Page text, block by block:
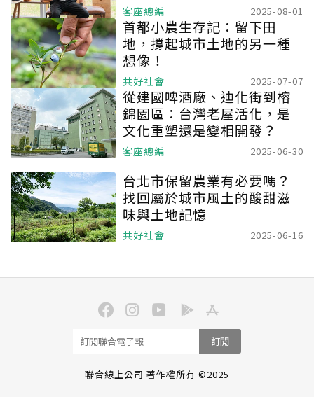
客座總編 2025-08-01
首都小農生存記：留下田
地，撐起城市土地的另一種
想像！
共好社會 2025-07-07
從建國啤酒廠、迪化街到榕
錦園區：台灣老屋活化，是
文化重塑還是變相開發？
客座總編 2025-06-30
台北市保留農業有必要嗎？
找回屬於城市風土的酸甜滋
味與土地記憶
共好社會 2025-06-16
訂閱
聯合線上公司 著作權所有 ©2025